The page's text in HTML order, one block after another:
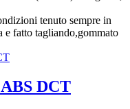
tenuto sempre in
e fatto tagliando,gommato
DCT